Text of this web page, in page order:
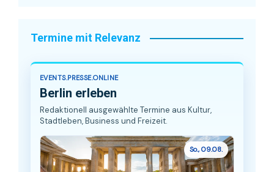
Termine mit Relevanz
EVENTS.PRESSE.ONLINE
Berlin erleben
Redaktionell ausgewählte Termine aus Kultur,
Stadtleben, Business und Freizeit.
So., 09.08.